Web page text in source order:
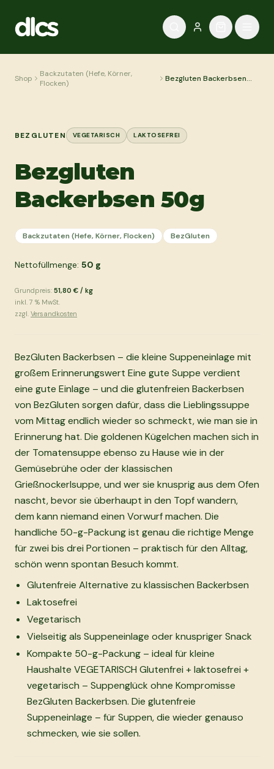
Shop
Backzutaten (Hefe, Körner,
Flocken)
Bezgluten Backerbsen
BEZGLUTEN VEGETARISCH LAKTOSEFREI
Bezgluten
Backerbsen 50g
Backzutaten (Hefe, Körner, Flocken) BezGluten
Nettofüllmenge: 50 g
Grundpreis: 51,80 € / kg
inkl. 7 % MwSt.
zzgl. Versandkosten
BezGluten Backerbsen – die kleine Suppeneinlage mit
großem Erinnerungswert Eine gute Suppe verdient
eine gute Einlage – und die glutenfreien Backerbsen
von BezGluten sorgen dafür, dass die Lieblingssuppe
vom Mittag endlich wieder so schmeckt, wie man sie in
Erinnerung hat. Die goldenen Kügelchen machen sich in
der Tomatensuppe ebenso zu Hause wie in der
Gemüsebrühe oder der klassischen
Grießnockerlsuppe, und wer sie knusprig aus dem Ofen
nascht, bevor sie überhaupt in den Topf wandern,
dem kann niemand einen Vorwurf machen. Die
handliche 50-g-Packung ist genau die richtige Menge
für zwei bis drei Portionen – praktisch für den Alltag,
schön wenn spontan Besuch kommt.
Glutenfreie Alternative zu klassischen Backerbsen
Laktosefrei
Vegetarisch
Vielseitig als Suppeneinlage oder knuspriger Snack
Kompakte 50-g-Packung – ideal für kleine
Haushalte VEGETARISCH Glutenfrei + laktosefrei +
vegetarisch – Suppenglück ohne Kompromisse
BezGluten Backerbsen. Die glutenfreie
Suppeneinlage – für Suppen, die wieder genauso
schmecken, wie sie sollen.